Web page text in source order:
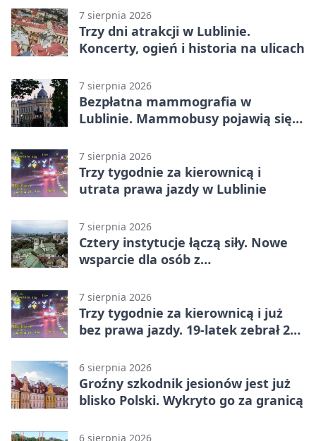
7 sierpnia 2026
Trzy dni atrakcji w Lublinie.
Koncerty, ogień i historia na ulicach
7 sierpnia 2026
Bezpłatna mammografia w
Lublinie. Mammobusy pojawią się
7 sierpnia 2026
Trzy tygodnie za kierownicą i
utrata prawa jazdy w Lublinie
7 sierpnia 2026
Cztery instytucje łączą siły. Nowe
wsparcie dla osób z
7 sierpnia 2026
Trzy tygodnie za kierownicą i już
bez prawa jazdy. 19-latek zebrał 23
6 sierpnia 2026
Groźny szkodnik jesionów jest już
blisko Polski. Wykryto go za granicą
6 sierpnia 2026